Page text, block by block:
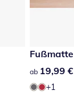
19,99 €
Fußmatte
19,99 €
ab 19,99 €
+1